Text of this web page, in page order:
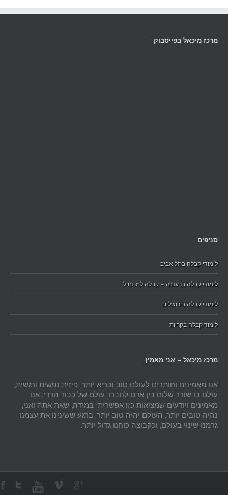
מרכז מיכאל בפייסבוק
סניפים
לימודי קבלה בתל אביב
לימודי קבלה ברעננה – קבלה למתחיל
לימודי קבלה בירושלים
לימוד קבלה בקריות
מרכז מיכאל – אני מאמין
אנו מאמינים וחותרים לעולם טוב ובריא יותר, פיזית נפשית ורגשית,
עולם בו שורר שלום בין אדם לחברו, עולם של כבוד הדדי. אנו
מאמינים ויודעים שמציאות כזו אפשרית! במידה, שאת אתה ואני,
נהיה טובים יותר, העולם יהיה טוב יותר. ברגע ששינינו את עצמנו
גרמנו שינוי בעולם, וכקבוצה כוחנו גדול יותר.